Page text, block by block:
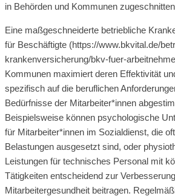
in Behörden und Kommunen
Eine maßgeschneiderte betriebliche
für Beschäftigte (https://www.bkvital.de/
krankenversicherung/bkv-fuer-
Kommunen maximiert deren Effektivität
spezifisch auf die beruflichen
Bedürfnisse der Mitarbeiter*innen
Beispielsweise können psychologische
für Mitarbeiter*innen im Sozialdienst, die
Belastungen ausgesetzt sind, oder
Leistungen für technisches Personal mit
Tätigkeiten entscheidend zur
Mitarbeitergesundheit beitragen.